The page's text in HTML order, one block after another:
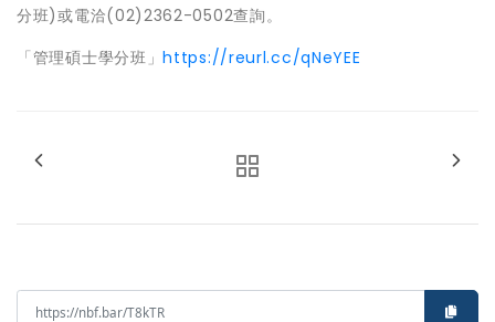
分班)或電洽(02)2362-0502查詢。
「管理碩士學分班」https://reurl.cc/qNeYEE